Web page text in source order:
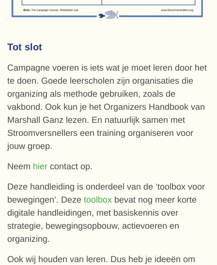
Tot slot
Campagne voeren is iets wat je moet leren door het
te doen. Goede leerscholen zijn organisaties die
organizing als methode gebruiken, zoals de
vakbond. Ook kun je het Organizers Handbook van
Marshall Ganz lezen. En natuurlijk samen met
Stroomversnellers een training organiseren voor
jouw groep.
Neem hier contact op.
Deze handleiding is onderdeel van de ‘toolbox voor
bewegingen’. Deze toolbox bevat nog meer korte
digitale handleidingen, met basiskennis over
strategie, bewegingsopbouw, actievoeren en
organizing.
Ook wij houden van leren. Dus heb je ideeën om